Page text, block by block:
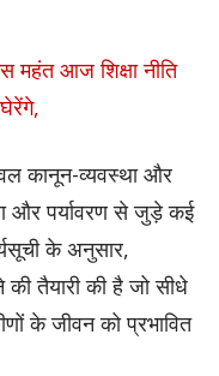
महंत आज शिक्षा नीति
कानून-व्यवस्था और
और पर्यावरण से जुड़े कई
के अनुसार,
की तैयारी की है जो सीधे
के जीवन को प्रभावित